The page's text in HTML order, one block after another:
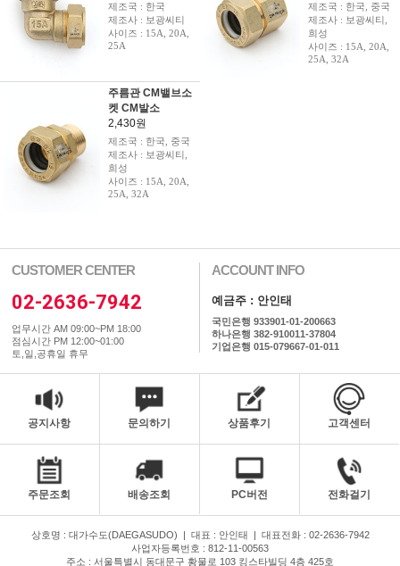
제조국 : 한국
제조사 : 보광씨티
사이즈 : 15A, 20A,
25A
제조국 : 한국, 중국
제조사 : 보광씨티,
희성
사이즈 : 15A, 20A,
25A, 32A
주름관 CM밸브소
켓 CM발소
2,430원
제조국 : 한국, 중국
제조사 : 보광씨티,
희성
사이즈 : 15A, 20A,
25A, 32A
CUSTOMER CENTER
02-2636-7942
업무시간 AM 09:00~PM 18:00
점심시간 PM 12:00~01:00
토,일,공휴일 휴무
ACCOUNT INFO
예금주 : 안인태
국민은행 933901-01-200663
하나은행 382-910011-37804
기업은행 015-079667-01-011
공지사항 문의하기 상품후기 고객센터
주문조회 배송조회 PC버전 전화걸기
상호명 : 대가수도(DAEGASUDO) | 대표 : 안인태 | 대표전화 : 02-2636-7942
사업자등록번호 : 812-11-00563
주소 : 서울특별시 동대문구 황물로 103 킹스타빌딩 4층 425호